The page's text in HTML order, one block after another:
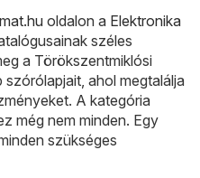
oldalon a Elektronika
széles
a Törökszentmiklósi
ahol megtalálja
A kategória
még nem minden. Egy
szükséges